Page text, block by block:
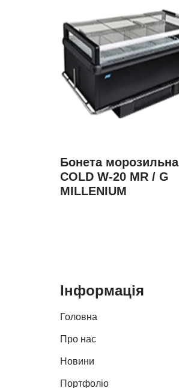
Бонета морозильна
COLD W-20 MR / G
MILLENIUM
Інформація
Головна
Про нас
Новини
Портфоліо